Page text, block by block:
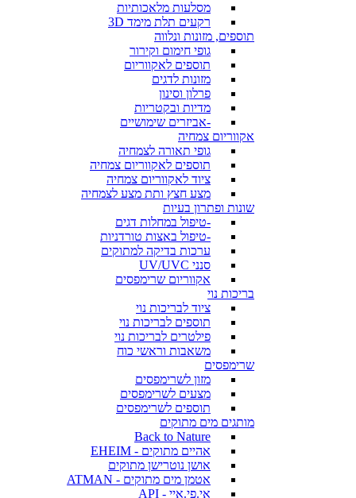
מסלעות מלאכותיות
רקעים תלת מימד 3D
תוספים, מזונות ונלווה
גופי חימום וקירור
תוספים לאקווריום
מזונות לדגים
פרלון וסינון
מדיות ובקטריות
-אביזרים שימושיים
אקווריום צמחיה
גופי תאורה לצמחיה
תוספים לאקווריום צמחיה
ציוד לאקווריום צמחיה
מצע חצץ ותת מצע לצמחיה
שונות ופתרון בעיות
-טיפול במחלות דגים
-טיפול באצות טורדניות
ערכות בדיקה למתוקים
סנני UV/UVC
אקווריום שרימפסים
בריכות נוי
ציוד לבריכות נוי
תוספים לבריכות נוי
פילטרים לבריכות נוי
משאבות וראשי כוח
שרימפסים
מזון לשרימפסים
מצעים לשרימפסים
תוספים לשרימפסים
מותגים מים מתוקים
Back to Nature
אהיים מתוקים - EHEIM
אושן נוטרישן מתוקים
אטמן מים מתוקים - ATMAN
אי.פי.איי - API